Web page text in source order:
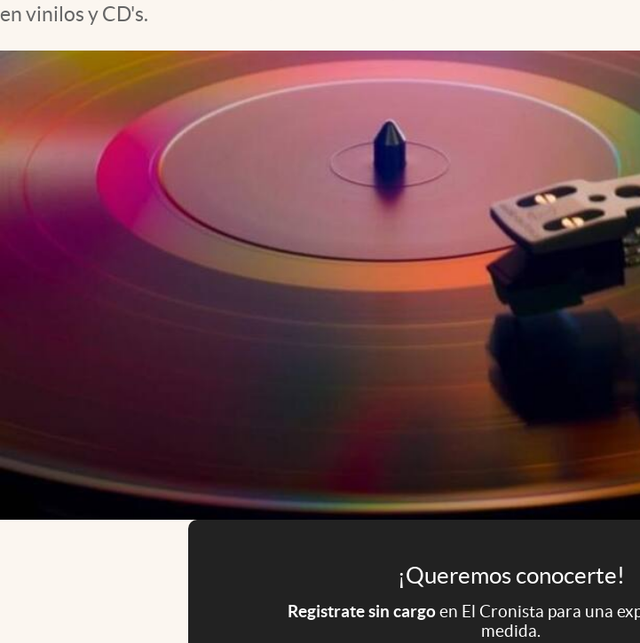
El Cronista Studio
Mediakit
abre en nueva pestaña
en vinilos y CD's.
¡Queremos conocerte!
Registrate sin cargoen El Cronista para una
medida.